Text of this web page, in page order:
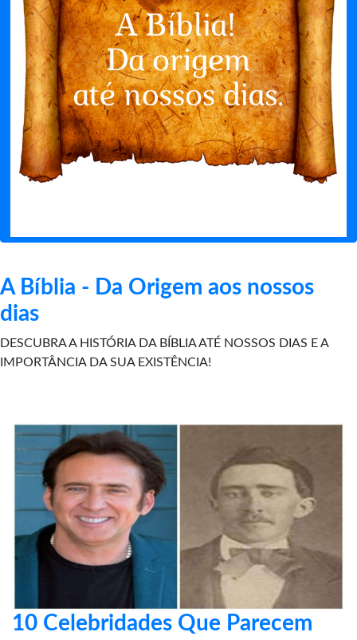
A Bíblia - Da Origem aos nossos
dias
DESCUBRA A HISTÓRIA DA BÍBLIA ATÉ NOSSOS DIAS E A
IMPORTÂNCIA DA SUA EXISTÊNCIA!
10 Celebridades Que Parecem